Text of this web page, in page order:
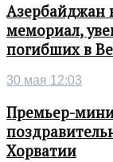
Азербайджан
мемориал,
погибших в
30 мая 12:03
Премьер-
Хорватии